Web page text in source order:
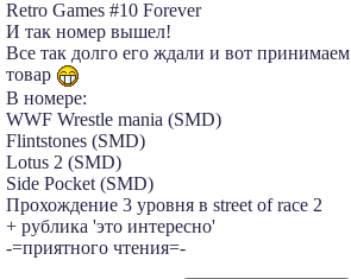
Retro Games #10 Forever
И так номер вышел!
Все так долго его ждали и вот принимаем
товар
В номере:
WWF Wrestle mania (SMD)
Flintstones (SMD)
Lotus 2 (SMD)
Side Pocket (SMD)
Прохождение 3 уровня в street of race 2
+ рублика 'это интересно'
-=приятного чтения=-